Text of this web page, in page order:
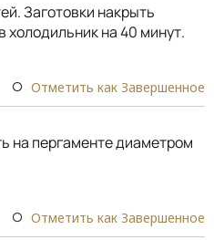
Заготовки накрыть
холодильник на 40 минут.
Отметить как Завершенное
на пергаменте диаметром
Отметить как Завершенное